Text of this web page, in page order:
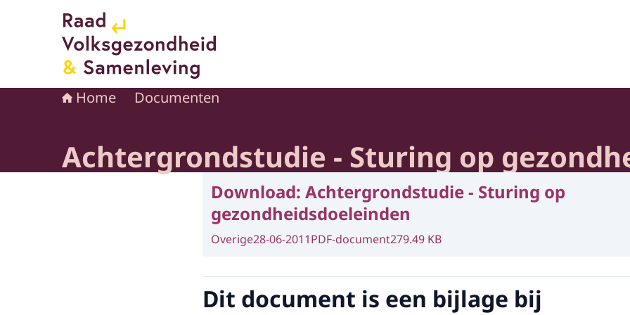
Naar de homepage van Raad voor Volksgezondheid en Samenleving
Home Documenten
Achtergrondstudie - Sturing op
Download: Achtergrondstudie - Sturing op
gezondheidsdoeleinden
Overige28-06-2011PDF-document279.49 KB
Dit document is een bijlage bij